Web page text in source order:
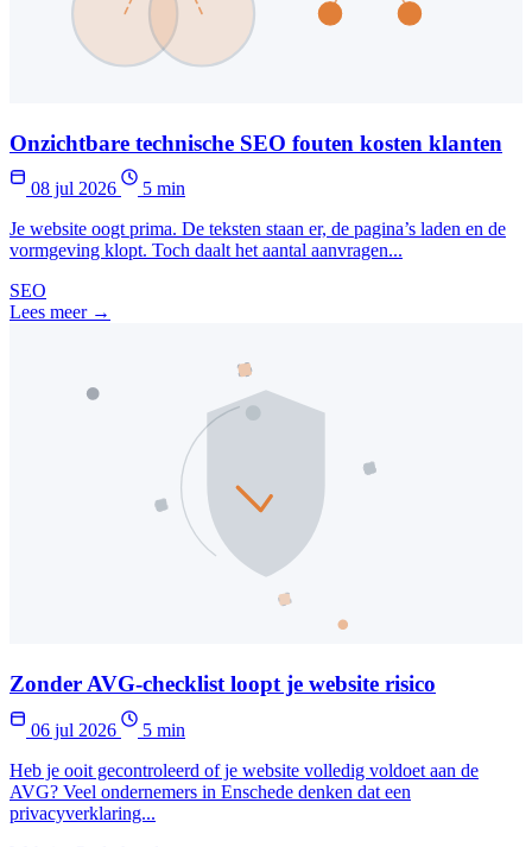
Onzichtbare technische SEO fouten kosten klanten
08 jul 2026
5 min
Je website oogt prima. De teksten staan er, de pagina’s laden en de
vormgeving klopt. Toch daalt het aantal aanvragen...
SEO
Lees meer →
Zonder AVG-checklist loopt je website risico
06 jul 2026
5 min
Heb je ooit gecontroleerd of je website volledig voldoet aan de
AVG? Veel ondernemers in Enschede denken dat een
privacyverklaring...